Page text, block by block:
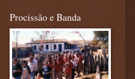
Procissão e Banda